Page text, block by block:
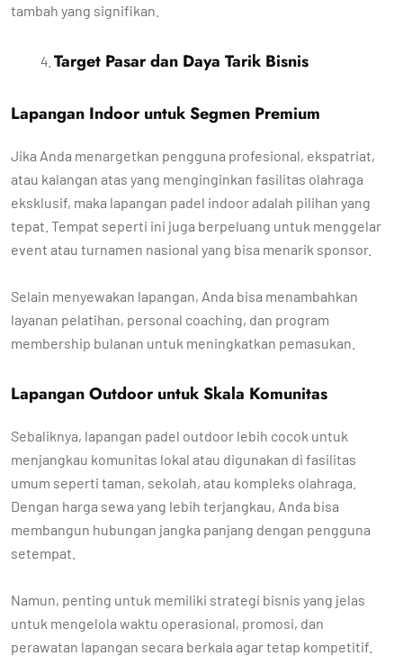
tambah yang signifikan.
Target Pasar dan Daya Tarik Bisnis
Lapangan Indoor untuk Segmen Premium
Jika Anda menargetkan pengguna profesional, ekspatriat,
atau kalangan atas yang menginginkan fasilitas olahraga
eksklusif, maka lapangan padel indoor adalah pilihan yang
tepat. Tempat seperti ini juga berpeluang untuk menggelar
event atau turnamen nasional yang bisa menarik sponsor.
Selain menyewakan lapangan, Anda bisa menambahkan
layanan pelatihan, personal coaching, dan program
membership bulanan untuk meningkatkan pemasukan.
Lapangan Outdoor untuk Skala Komunitas
Sebaliknya, lapangan padel outdoor lebih cocok untuk
menjangkau komunitas lokal atau digunakan di fasilitas
umum seperti taman, sekolah, atau kompleks olahraga.
Dengan harga sewa yang lebih terjangkau, Anda bisa
membangun hubungan jangka panjang dengan pengguna
setempat.
Namun, penting untuk memiliki strategi bisnis yang jelas
untuk mengelola waktu operasional, promosi, dan
perawatan lapangan secara berkala agar tetap kompetitif.